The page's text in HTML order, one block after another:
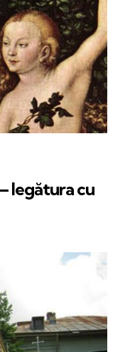
legătura cu